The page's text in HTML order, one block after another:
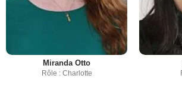
Miranda Otto
Rôle : Charlotte